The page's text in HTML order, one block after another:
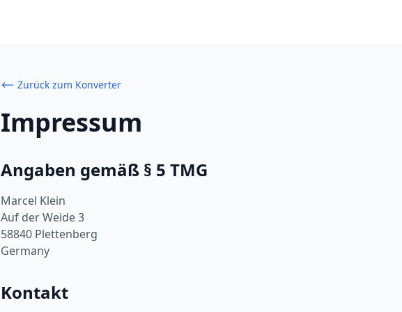
Zurück zum Konverter
Impressum
Angaben gemäß § 5 TMG
Marcel Klein
Auf der Weide 3
58840 Plettenberg
Germany
Kontakt